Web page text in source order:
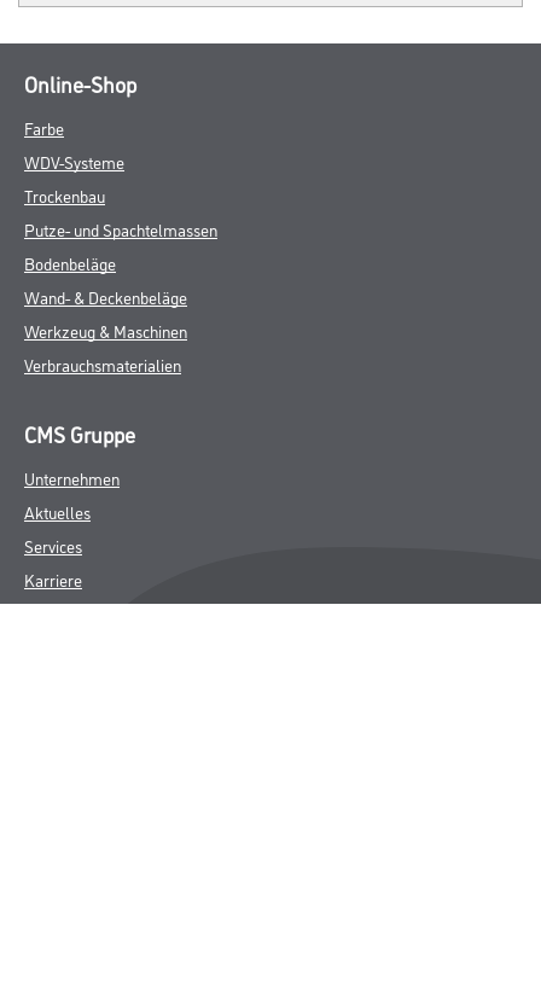
Online-Shop
Farbe
WDV-Systeme
Trockenbau
Putze- und Spachtelmassen
Bodenbeläge
Wand- & Deckenbeläge
Werkzeug & Maschinen
Verbrauchsmaterialien
CMS Gruppe
Unternehmen
Aktuelles
Services
Karriere